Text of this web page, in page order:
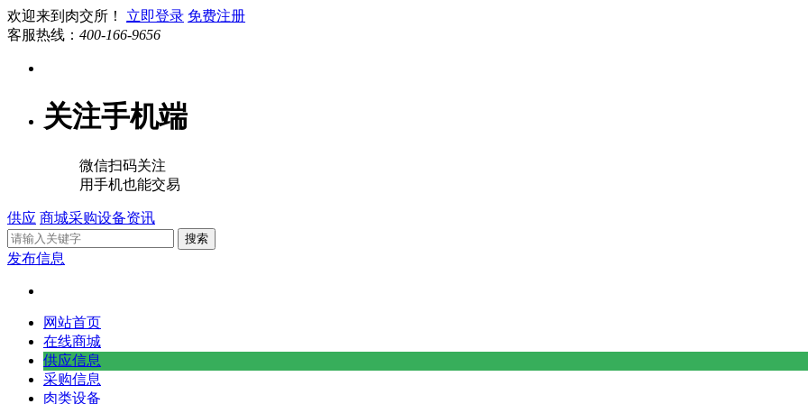
欢迎来到肉交所！ 立即登录 免费注册
客服热线： 400-166-9656
关注手机端
微信扫码关注
用手机也能交易
供应 商城采购设备资讯
搜索
发布信息
网站首页
在线商城
供应信息
采购信息
肉类设备